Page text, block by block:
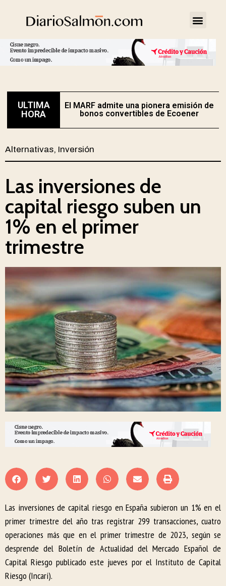
ULTIMA
HORA
El MARF admite una pionera emisión de
bonos convertibles de Ecoener
Alternativas, Inversión
Las inversiones de
capital riesgo suben un
1% en el primer
trimestre
Las inversiones de capital riesgo en España subieron un 1% en el
primer trimestre del año tras registrar 299 transacciones, cuatro
operaciones más que en el primer trimestre de 2023, según se
desprende del Boletín de Actualidad del Mercado Español de
Capital Riesgo publicado este jueves por el Instituto de Capital
Riesgo (Incari).